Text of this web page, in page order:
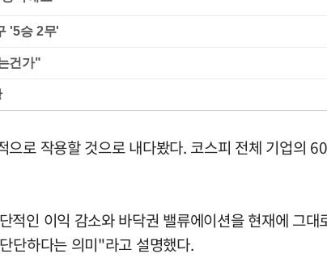
'5승 2무'
건가"
으로 작용할 것으로 내다봤다. 코스피 전체 기업의
적인 이익 감소와 바닥권 밸류에이션을 현재에
단하다는 의미"라고 설명했다.